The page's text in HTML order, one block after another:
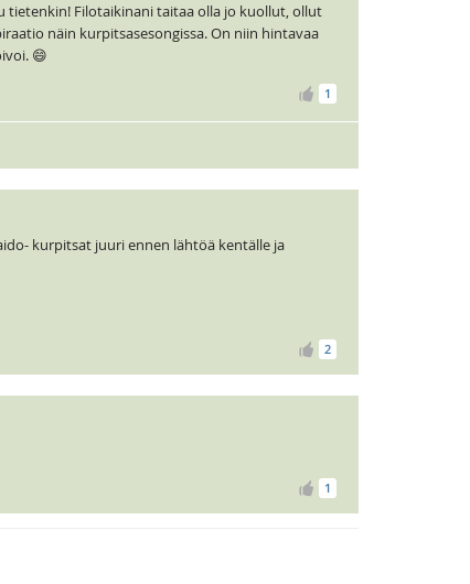
tietenkin! Filotaikinani taitaa olla jo kuollut, ollut
näin kurpitsasesongissa. On niin hintavaa
😄
1
kurpitsat juuri ennen lähtöä kentälle ja
2
1